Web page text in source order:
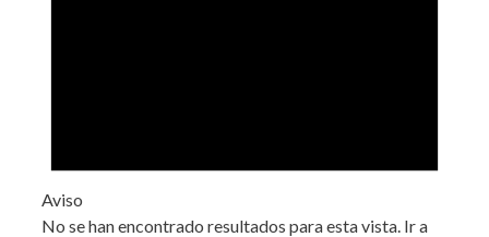
Aviso
No se han encontrado resultados para esta vista. Ir a